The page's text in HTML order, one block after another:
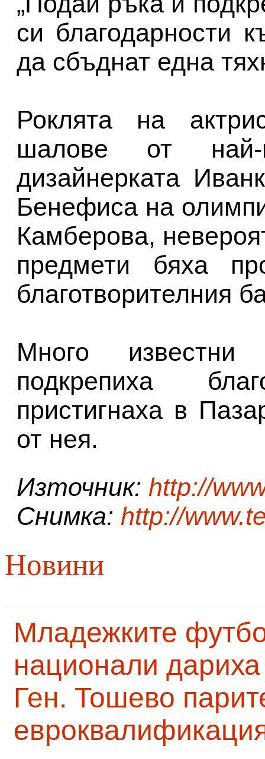
си благодарности
да сбъднат една
Роклята на
шалове от най-
дизайнерката
Бенефиса на
Камберова,
предмети бяха
благотворителния
Много
подкрепиха
пристигнаха в
от нея.
Източник: http://
Снимка: http://
Новини
Младежките
национали
Ген. Тошево